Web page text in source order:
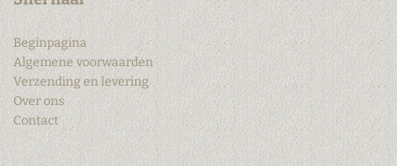
Beginpagina
Algemene voorwaarden
Verzending en levering
Over ons
Contact